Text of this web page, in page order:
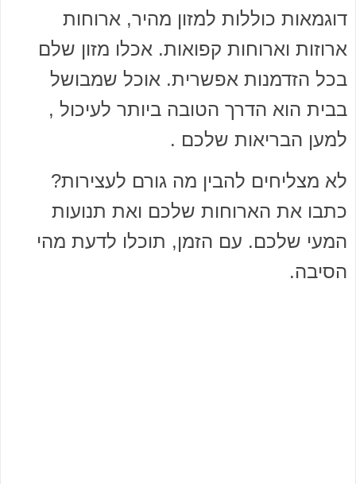
דוגמאות כוללות למזון מהיר, ארוחות
ארוזות וארוחות קפואות. אכלו מזון שלם
בכל הזדמנות אפשרית. אוכל שמבושל
בבית הוא הדרך הטובה ביותר לעיכול ,
למען הבריאות שלכם .
לא מצליחים להבין מה גורם לעצירות?
כתבו את הארוחות שלכם ואת תנועות
המעי שלכם. עם הזמן, תוכלו לדעת מהי
הסיבה.